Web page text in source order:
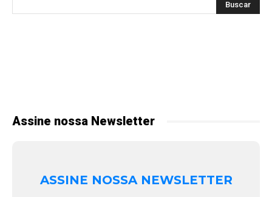
Assine nossa Newsletter
ASSINE NOSSA NEWSLETTER